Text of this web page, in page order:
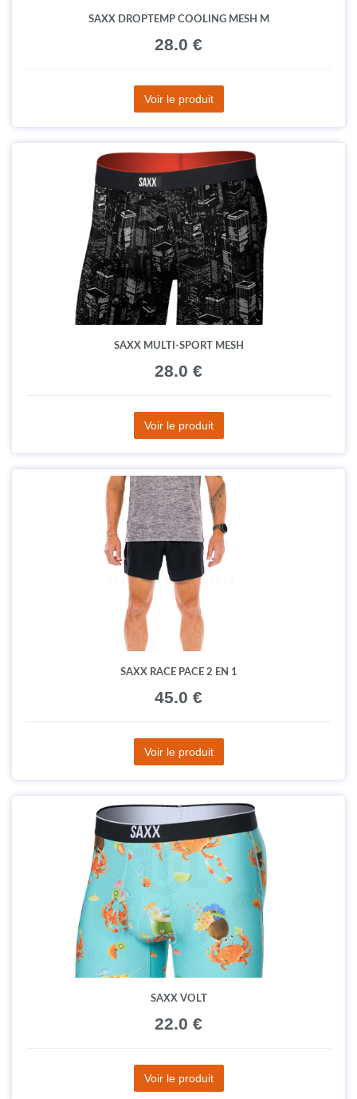
SAXX DROPTEMP COOLING MESH M
28.0 €
Voir le produit
SAXX MULTI-SPORT MESH
28.0 €
Voir le produit
SAXX RACE PACE 2 EN 1
45.0 €
Voir le produit
SAXX VOLT
22.0 €
Voir le produit